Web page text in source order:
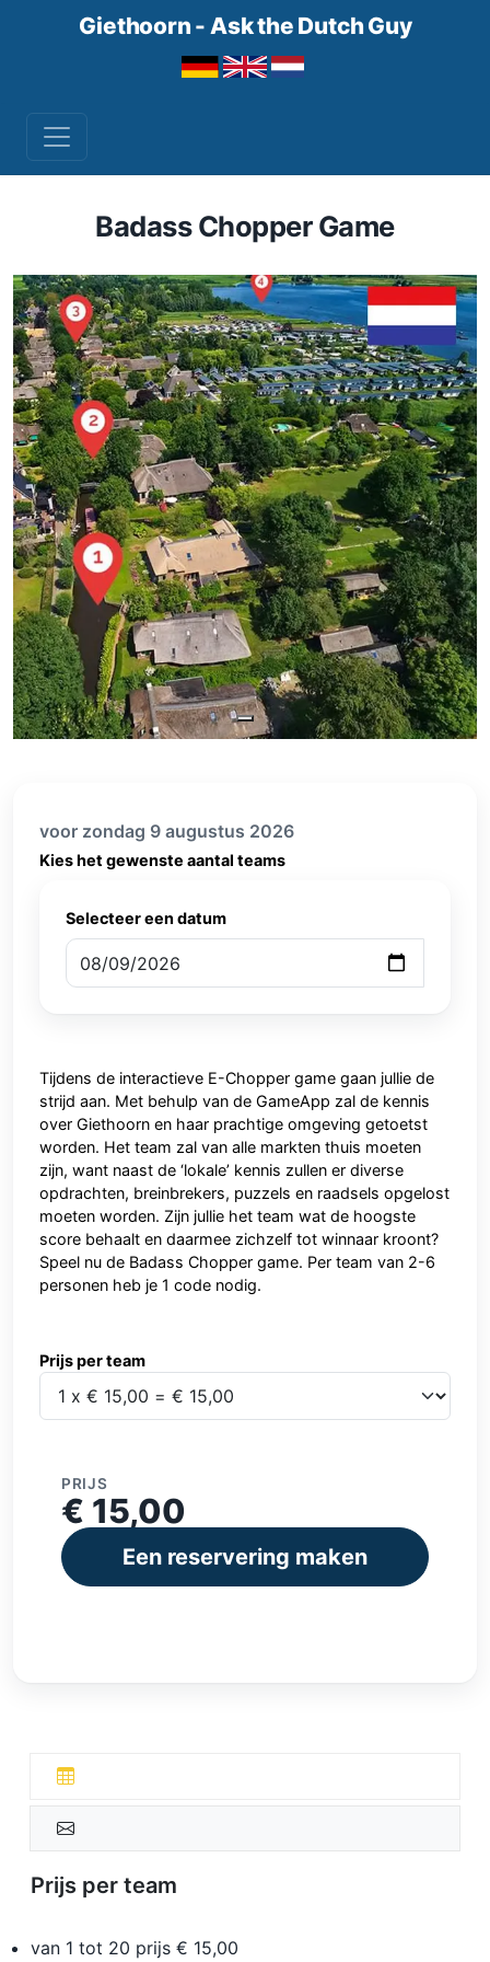
Giethoorn - Ask the Dutch Guy
Badass Chopper Game
voor zondag 9 augustus 2026
Kies het gewenste aantal teams
Selecteer een datum
Tijdens de interactieve E-Chopper game gaan jullie de
strijd aan. Met behulp van de GameApp zal de kennis
over Giethoorn en haar prachtige omgeving getoetst
worden. Het team zal van alle markten thuis moeten
zijn, want naast de ‘lokale’ kennis zullen er diverse
opdrachten, breinbrekers, puzzels en raadsels opgelost
moeten worden. Zijn jullie het team wat de hoogste
score behaalt en daarmee zichzelf tot winnaar kroont?
Speel nu de Badass Chopper game. Per team van 2-6
personen heb je 1 code nodig.
Prijs per team
PRIJS
€ 15,00
Een reservering maken
Prijs per team
van 1 tot 20 prijs € 15,00